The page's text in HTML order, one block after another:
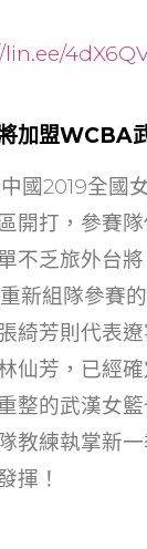
加盟WCBA
國2019全國
開打，參賽
不乏旅外台
新組隊參賽
綺芳則代表
仙芳，已經
整的武漢女
教練執掌新
揮！